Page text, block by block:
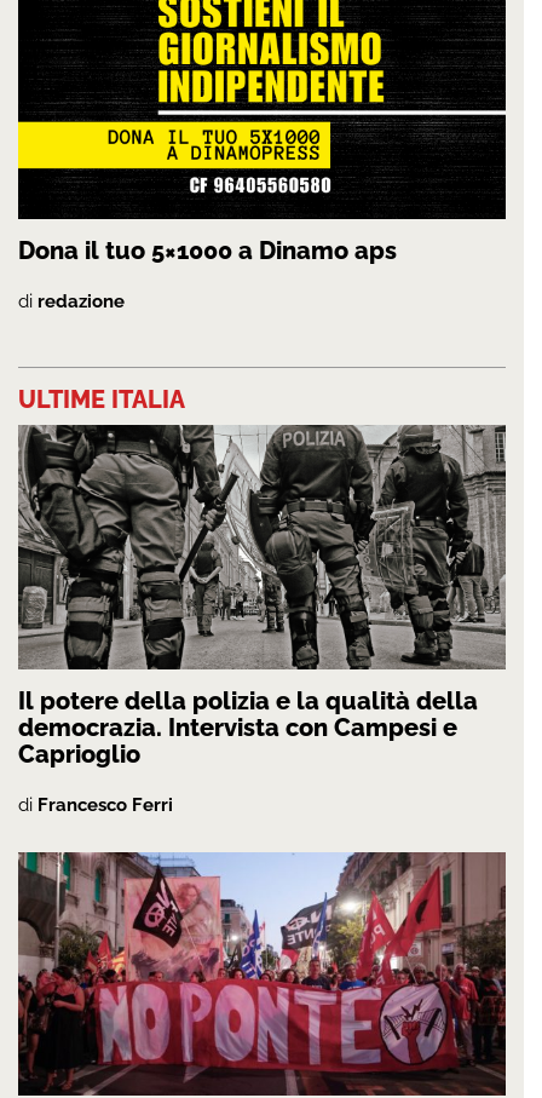
Dona il tuo 5×1000 a Dinamo aps
di redazione
ULTIME ITALIA
Il potere della polizia e la qualità della
democrazia. Intervista con Campesi e
Caprioglio
di Francesco Ferri